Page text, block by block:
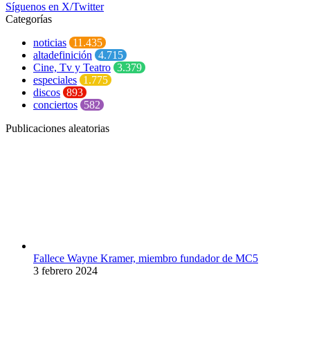
Síguenos en X/Twitter
Categorías
noticias 11.435
altadefinición 4.715
Cine, Tv y Teatro 3.379
especiales 1.775
discos 893
conciertos 582
Publicaciones aleatorias
Fallece Wayne Kramer, miembro fundador de MC5
3 febrero 2024